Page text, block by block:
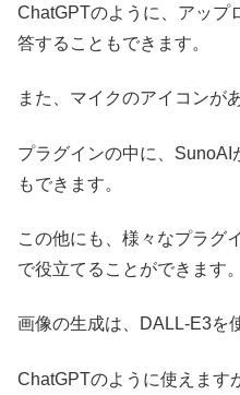
ChatGPTのように、アップ
答することもできます。
また、マイクのアイコンが
プラグインの中に、
もできます。
この他にも、様々なプラグ
で役立てることができます。
画像の生成は、DALL-E3を
ChatGPTのように使えます